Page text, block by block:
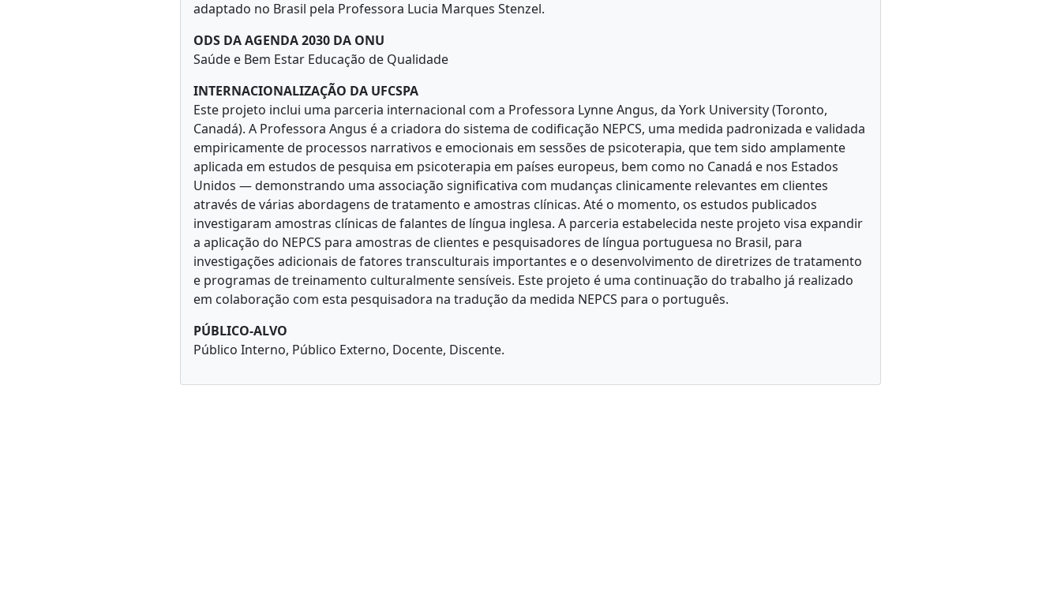
adaptado no Brasil pela Professora Lucia Marques Stenzel.
ODS DA AGENDA 2030 DA ONU
Saúde e Bem Estar Educação de Qualidade
INTERNACIONALIZAÇÃO DA UFCSPA
Este projeto inclui uma parceria internacional com a Professora Lynne Angus, da York University (Toronto,
Canadá). A Professora Angus é a criadora do sistema de codificação NEPCS, uma medida padronizada e validada
empiricamente de processos narrativos e emocionais em sessões de psicoterapia, que tem sido amplamente
aplicada em estudos de pesquisa em psicoterapia em países europeus, bem como no Canadá e nos Estados
Unidos — demonstrando uma associação significativa com mudanças clinicamente relevantes em clientes
através de várias abordagens de tratamento e amostras clínicas. Até o momento, os estudos publicados
investigaram amostras clínicas de falantes de língua inglesa. A parceria estabelecida neste projeto visa expandir
a aplicação do NEPCS para amostras de clientes e pesquisadores de língua portuguesa no Brasil, para
investigações adicionais de fatores transculturais importantes e o desenvolvimento de diretrizes de tratamento
e programas de treinamento culturalmente sensíveis. Este projeto é uma continuação do trabalho já realizado
em colaboração com esta pesquisadora na tradução da medida NEPCS para o português.
PÚBLICO-ALVO
Público Interno, Público Externo, Docente, Discente.